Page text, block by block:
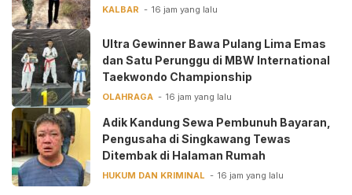
KALBAR 16 jam yang lalu
Ultra Gewinner Bawa Pulang Lima Emas
dan Satu Perunggu di MBW International
Taekwondo Championship
OLAHRAGA 16 jam yang lalu
Adik Kandung Sewa Pembunuh Bayaran,
Pengusaha di Singkawang Tewas
Ditembak di Halaman Rumah
HUKUM DAN KRIMINAL 16 jam yang lalu